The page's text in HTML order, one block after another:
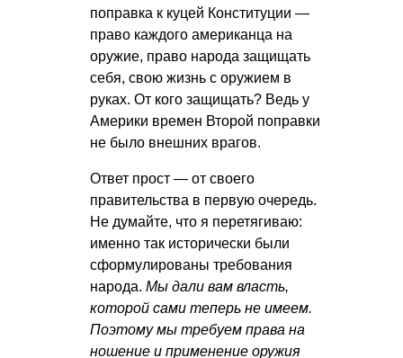
поправка к куцей Конституции —
право каждого американца на
оружие, право народа защищать
себя, свою жизнь с оружием в
руках. От кого защищать? Ведь у
Америки времен Второй поправки
не было внешних врагов.
Ответ прост — от своего
правительства в первую очередь.
Не думайте, что я перетягиваю:
именно так исторически были
сформулированы требования
народа. Мы дали вам власть,
которой сами теперь не имеем.
Поэтому мы требуем права на
ношение и применение оружия